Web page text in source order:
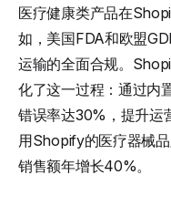
医疗健康类产品在
如，美国FDA和欧盟
运输的全面合规。
化了这一过程：通过内
错误率达30%，提升运
用Shopify的医疗器械
销售额年增长40%。